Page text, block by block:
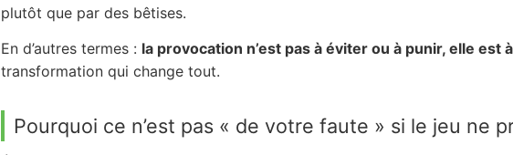
plutôt que par des bêtises.
En d’autres termes : la provocation n’est pas à éviter ou à punir, elle est
transformation qui change tout.
Pourquoi ce n’est pas « de votre faute » si le jeu ne